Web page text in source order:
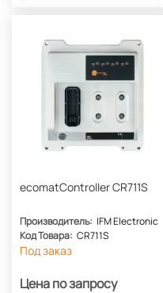
ecomatController CR711S
Производитель: IFM Electronic
Код Товара: CR711S
Под заказ
Цена по запросу